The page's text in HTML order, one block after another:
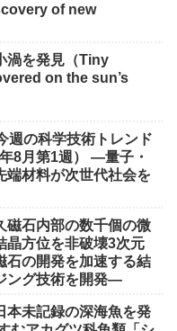
of new
渦を発見（Tiny
on the sun’s
週の科学技術トレンド
8月第1週） ―量子・
端材料が次世代社会を
磁石内部の数千個の微
晶方位を非破壊3次元
の開発を加速する結
ング技術を開発―
本未記録の深海魚を発